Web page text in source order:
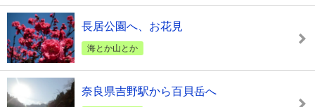
長居公園へ、お花見
海とか山とか
奈良県吉野駅から百貝岳へ